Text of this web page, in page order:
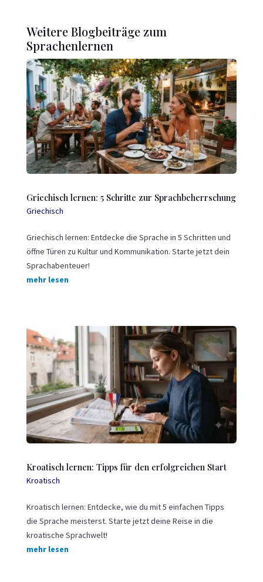
Weitere Blogbeiträge zum
Sprachenlernen
Griechisch lernen: 5 Schritte zur Sprachbeherrschung
Griechisch
Griechisch lernen: Entdecke die Sprache in 5 Schritten und
öffne Türen zu Kultur und Kommunikation. Starte jetzt dein
Sprachabenteuer!
mehr lesen
Kroatisch lernen: Tipps für den erfolgreichen Start
Kroatisch
Kroatisch lernen: Entdecke, wie du mit 5 einfachen Tipps
die Sprache meisterst. Starte jetzt deine Reise in die
kroatische Sprachwelt!
mehr lesen